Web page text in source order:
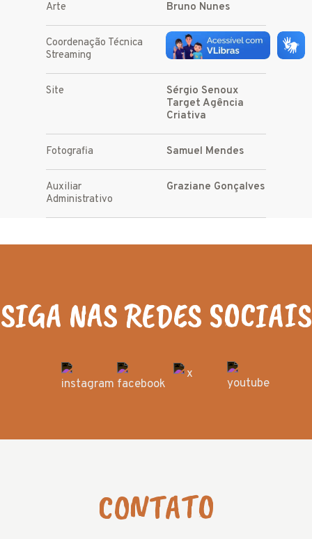
Arte Bruno Nunes
Coordenação Técnica
Streaming
André Veloso
Site
Sérgio Senoux
Target Agência
Criativa
Fotografia Samuel Mendes
Auxiliar
Administrativo
Graziane Gonçalves
SIGA NAS REDES SOCIAIS
CONTATO